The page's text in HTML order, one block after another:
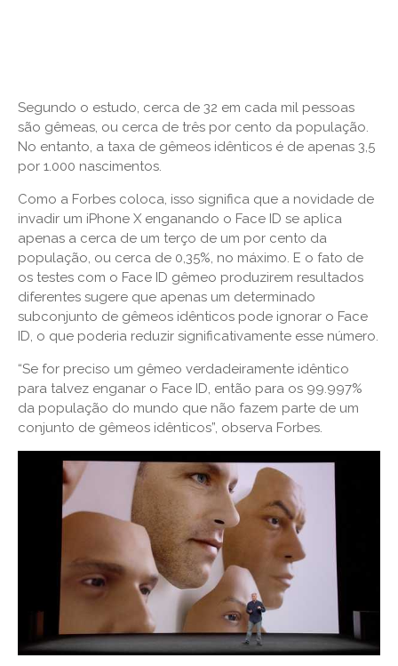
Segundo o estudo, cerca de 32 em cada mil pessoas
são gêmeas, ou cerca de três por cento da população.
No entanto, a taxa de gêmeos idênticos é de apenas 3,5
por 1.000 nascimentos.
Como a Forbes coloca, isso significa que a novidade de
invadir um iPhone X enganando o Face ID se aplica
apenas a cerca de um terço de um por cento da
população, ou cerca de 0,35%, no máximo. E o fato de
os testes com o Face ID gêmeo produzirem resultados
diferentes sugere que apenas um determinado
subconjunto de gêmeos idênticos pode ignorar o Face
ID, o que poderia reduzir significativamente esse número.
“Se for preciso um gêmeo verdadeiramente idêntico
para talvez enganar o Face ID, então para os 99.997%
da população do mundo que não fazem parte de um
conjunto de gêmeos idênticos”, observa Forbes.